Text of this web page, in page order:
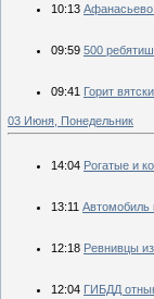
10:13 Афанасьево
09:59 500
09:41 Горит
03 Июня, Понедельник
14:04 Рогатые и
13:11 Автомобиль
12:18 Ревнивцы
12:04 ГИБДД